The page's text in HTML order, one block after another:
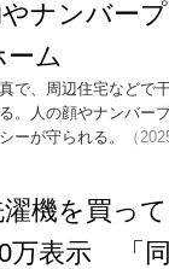
ナンバー
ム
で、周辺住宅などで
。人の顔やナンバー
ーが守られる。
（
濯機を買っ
万表示 「